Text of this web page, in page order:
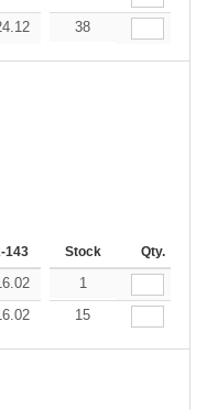
22.91
38
143 144-287 288 + More
Stock Qty.
15.22
1
15.22
15